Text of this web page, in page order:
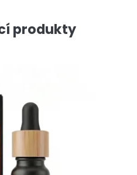
produkty